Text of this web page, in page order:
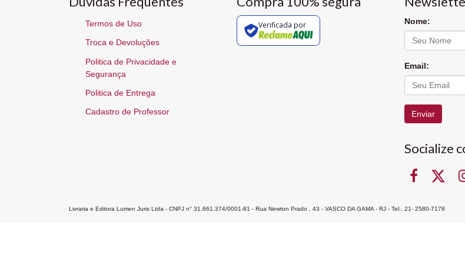
Termos de Uso
Troca e Devoluções
Politica de Privacidade e
Segurança
Politica de Entrega
Cadastro de Professor
Verificada por Nome:
Email:
Enviar
Socialize
Livraria e Editora Lumen Juris Ltda - CNPJ n° 31.661.374/0001-81 - Rua Newton Prado , 43 - VASCO DA GAMA - RJ - Tel:. 21- 2580-7178